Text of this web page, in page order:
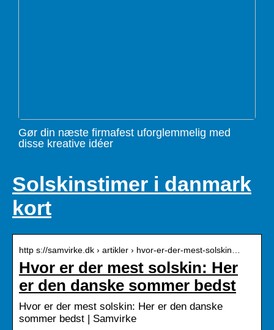
Gør din næste firmafest uforglemmelig med
disse kreative idéer
Solskinstimer i danmark
kort
http s://samvirke.dk › artikler › hvor-er-der-mest-solskin…
Hvor er der mest solskin: Her
er den danske sommer bedst
Hvor er der mest solskin: Her er den danske
sommer bedst | Samvirke